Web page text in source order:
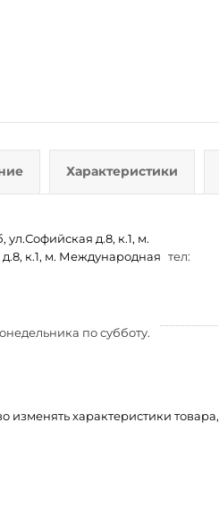
Характеристики
д.8, к.1, м.
к.1, м. Международная тел:
по субботу.
изменять характеристики